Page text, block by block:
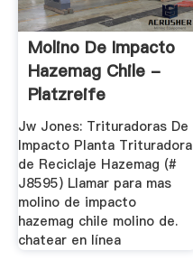
Molino De Impacto
Hazemag Chile -
Platzreife
Jw Jones: Trituradoras De
Impacto Planta Trituradora
de Reciclaje Hazemag (#
J8595) Llamar para mas
molino de impacto
hazemag chile molino de.
chatear en línea